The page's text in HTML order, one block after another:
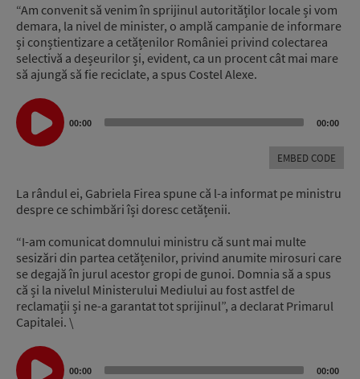
“Am convenit să venim în sprijinul autorităților locale și vom
demara, la nivel de minister, o amplă campanie de informare
și conștientizare a cetățenilor României privind colectarea
selectivă a deșeurilor și, evident, ca un procent cât mai mare
să ajungă să fie reciclate, a spus Costel Alexe.
Audio
Player
00:00 00:00
EMBED CODE
La rândul ei, Gabriela Firea spune că l-a informat pe ministru
despre ce schimbări își doresc cetățenii.
“I-am comunicat domnului ministru că sunt mai multe
sesizări din partea cetățenilor, privind anumite mirosuri care
se degajă în jurul acestor gropi de gunoi. Domnia să a spus
că și la nivelul Ministerului Mediului au fost astfel de
reclamații și ne-a garantat tot sprijinul”, a declarat Primarul
Capitalei. \
Audio
Player
00:00 00:00